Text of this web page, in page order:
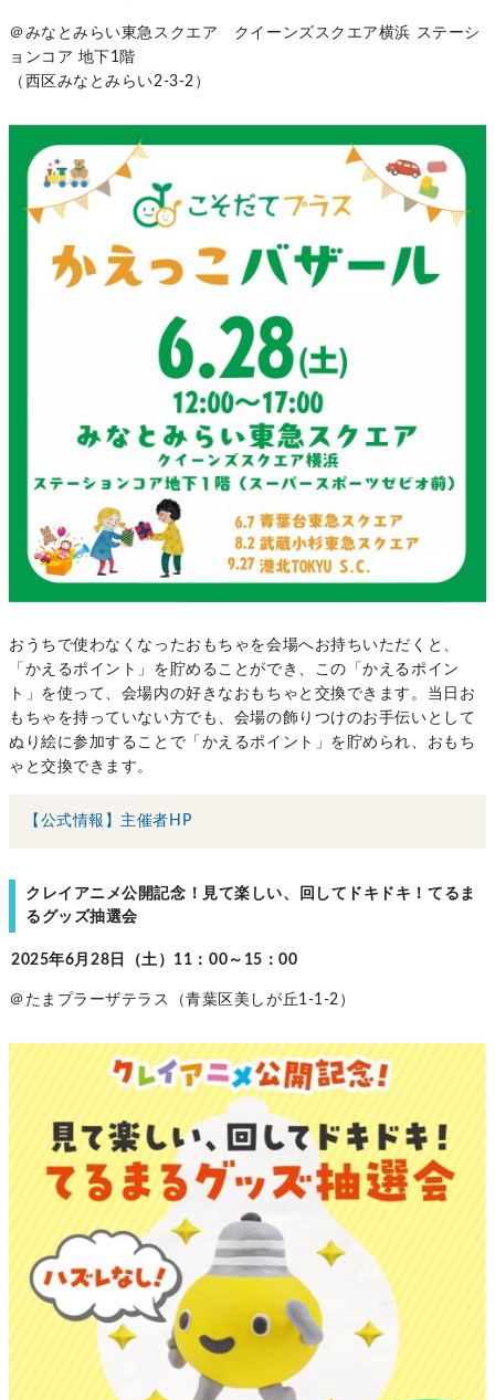
＠みなとみらい東急スクエア クイーンズスクエア横浜 ステーシ
ョンコア 地下1階
（西区みなとみらい2-3-2）
おうちで使わなくなったおもちゃを会場へお持ちいただくと、
「かえるポイント」を貯めることができ、この「かえるポイン
ト」を使って、会場内の好きなおもちゃと交換できます。当日お
もちゃを持っていない方でも、会場の飾りつけのお手伝いとして
ぬり絵に参加することで「かえるポイント」を貯められ、おもち
ゃと交換できます。
【公式情報】主催者HP
クレイアニメ公開記念！見て楽しい、回してドキドキ！てるま
るグッズ抽選会
2025年6月28日（土）11：00～15：00
＠たまプラーザテラス（青葉区美しが丘1-1-2）